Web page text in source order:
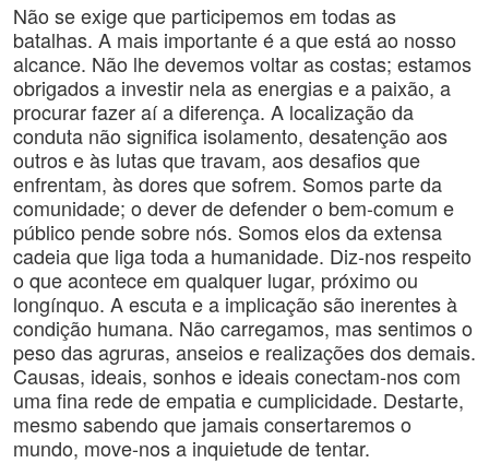
Não se exige que participemos em todas as
batalhas. A mais importante é a que está ao nosso
alcance. Não lhe devemos voltar as costas; estamos
obrigados a investir nela as energias e a paixão, a
procurar fazer aí a diferença. A localização da
conduta não significa isolamento, desatenção aos
outros e às lutas que travam, aos desafios que
enfrentam, às dores que sofrem. Somos parte da
comunidade; o dever de defender o bem-comum e
público pende sobre nós. Somos elos da extensa
cadeia que liga toda a humanidade. Diz-nos respeito
o que acontece em qualquer lugar, próximo ou
longínquo. A escuta e a implicação são inerentes à
condição humana. Não carregamos, mas sentimos o
peso das agruras, anseios e realizações dos demais.
Causas, ideais, sonhos e ideais conectam-nos com
uma fina rede de empatia e cumplicidade. Destarte,
mesmo sabendo que jamais consertaremos o
mundo, move-nos a inquietude de tentar.